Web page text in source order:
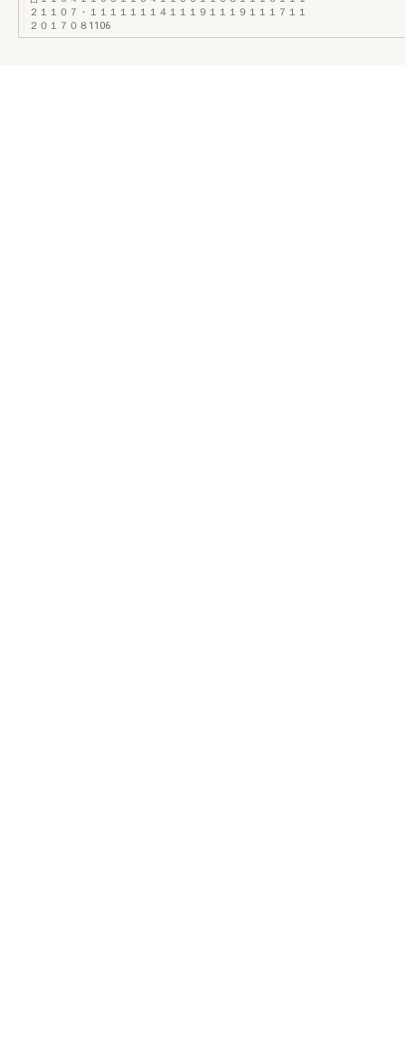
２１１０７・１１１１１１１４１１１９１１１９１１１７１１
２０１７０８1106